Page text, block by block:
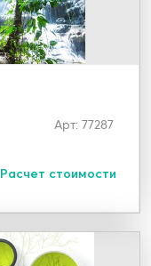
Арт: 77287
Расчет стоимости